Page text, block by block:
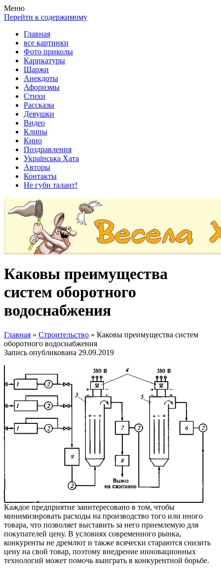
Весела хата — прикольные картинки, смешные истории,
клипы!
Покажем всем ваши фото приколы, карикатуры, шаржи, стихи,
рассказы, видео и песни!
Меню
Перейти к содержимому
Главная
все картинки
Фото приколы
Карикатуры
Шаржи
Анекдоты
Афоризмы
Стихи
Рассказы
Девушки
Видео
Клипы
Кино
Поздравления
Українська Хата
Авторы
Контакты
Не губи талант!
Каковы преимущества
систем оборотного
водоснабжения
Главная » Строительство » Каковы преимущества систем
оборотного водоснабжения
Запись опубликована 29.09.2019
Каждое предприятие заинтересовано в том, чтобы
минимизировать расходы на производство того или иного
товара, что позволяет выставить за него приемлемую для
покупателей цену. В условиях современного рынка,
конкуренты не дремлют и также всячески стараются снизить
цену на свой товар, поэтому внедрение инновационных
технологий может помочь выиграть в конкурентной борьбе.